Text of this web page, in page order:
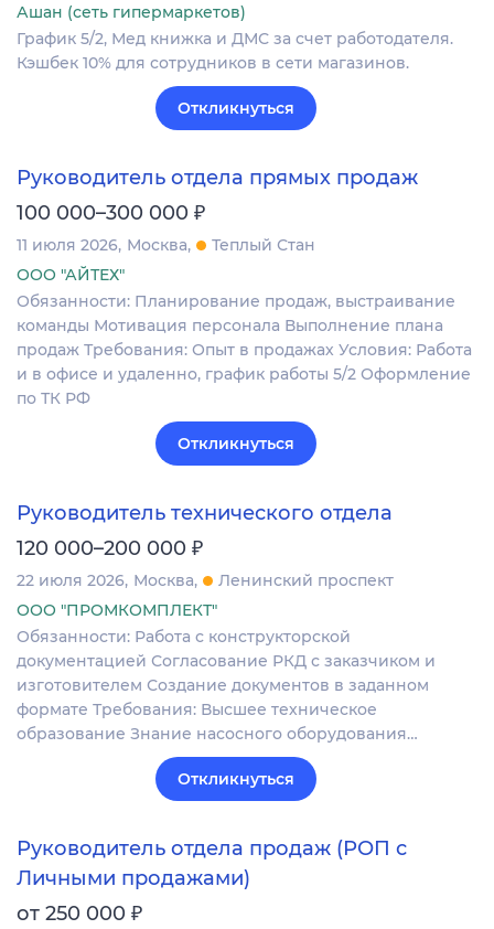
Ашан (сеть гипермаркетов)
График 5/2, Мед книжка и ДМС за счет работодателя.
Кэшбек 10% для сотрудников в сети магазинов.
Откликнуться
Руководитель отдела прямых продаж
100 000–300 000 ₽
11 июля 2026 Москва
Теплый Стан
ООО "АЙТЕХ"
Обязанности: Планирование продаж, выстраивание
команды Мотивация персонала Выполнение плана
продаж Требования: Опыт в продажах Условия: Работа
и в офисе и удаленно, график работы 5/2 Оформление
по ТК РФ
Откликнуться
Руководитель технического отдела
120 000–200 000 ₽
22 июля 2026 Москва
Ленинский проспект
ООО "ПРОМКОМПЛЕКТ"
Обязанности: Работа с конструкторской
документацией Согласование РКД с заказчиком и
изготовителем Создание документов в заданном
формате Требования: Высшее техническое
образование Знание насосного оборудования…
Откликнуться
Руководитель отдела продаж (РОП с
Личными продажами)
от 250 000 ₽